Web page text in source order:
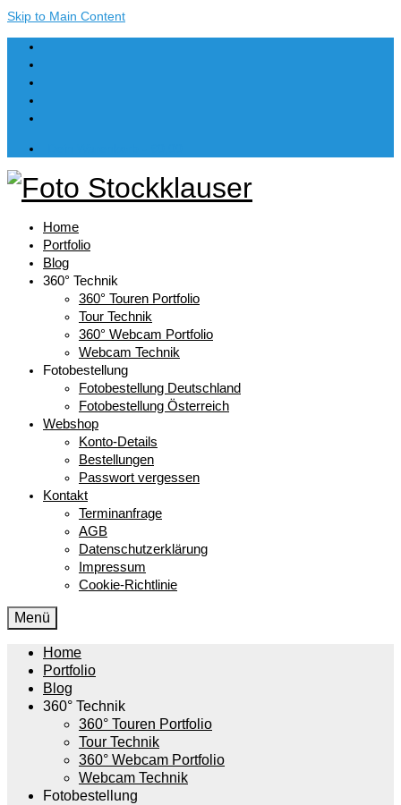
Skip to Main Content
Home
Portfolio
Blog
360° Technik
360° Touren Portfolio
Tour Technik
360° Webcam Portfolio
Webcam Technik
Fotobestellung
Fotobestellung Deutschland
Fotobestellung Österreich
Webshop
Konto-Details
Bestellungen
Passwort vergessen
Kontakt
Terminanfrage
AGB
Datenschutzerklärung
Impressum
Cookie-Richtlinie
Menü
Home
Portfolio
Blog
360° Technik
360° Touren Portfolio
Tour Technik
360° Webcam Portfolio
Webcam Technik
Fotobestellung